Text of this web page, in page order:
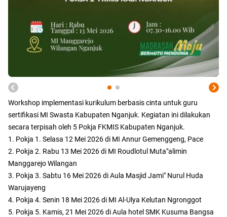
Workshop implementasi kurikulum berbasis cinta untuk guru
sertifikasi MI Swasta Kabupaten Nganjuk. Kegiatan ini dilakukan
secara terpisah oleh 5 Pokja FKMIS Kabupaten Nganjuk.
1. Pokja 1. Selasa 12 Mei 2026 di MI Annur Gemenggeng, Pace
2. Pokja 2. Rabu 13 Mei 2026 di MI Roudlotul Muta"alimin
Manggarejo Wilangan
3. Pokja 3. Sabtu 16 Mei 2026 di Aula Masjid Jami" Nurul Huda
Warujayeng
4. Pokja 4. Senin 18 Mei 2026 di MI Al-Ulya Kelutan Ngronggot
5. Pokja 5. Kamis, 21 Mei 2026 di Aula hotel SMK Kusuma Bangsa